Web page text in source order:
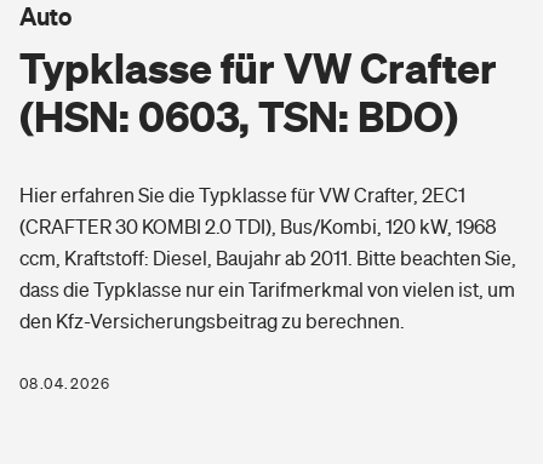
Berufsunfähigkeitsversicherung
Erwerbsunfähigkeitsversicherung
Grundfähigkeitsversicherung
Arbeitsrechtsschutz
Berufshaftpflichtversicherung
Zur Übersicht
Wohnen
Elementarversicherung
Freizeit
Pri­vate Haft­pflicht­
Gesundheit
Private Krankenversicherung
Typklasse für VW Crafter
(HSN: 0603, TSN: BDO)
Auto
Hier erfahren Sie die Typklasse für VW Crafter, 2EC1
(CRAFTER 30 KOMBI 2.0 TDI), Bus/Kombi, 120 kW, 1968
ccm, Kraftstoff: Diesel, Baujahr ab 2011. Bitte beachten Sie,
dass die Typklasse nur ein Tarifmerkmal von vielen ist, um
den Kfz-Versicherungsbeitrag zu berechnen.
08.04.2026